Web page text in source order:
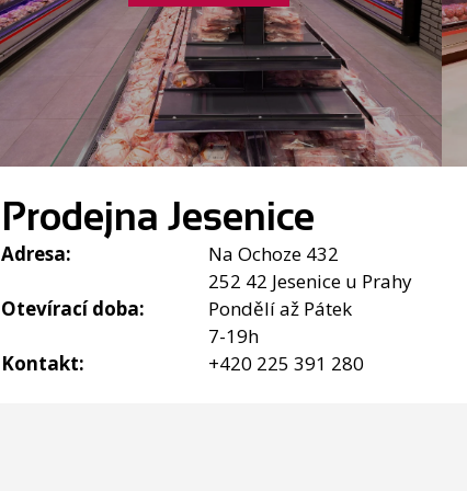
Prodejna Jesenice
Adresa:
Na Ochoze 432
252 42 Jesenice u Prahy
Otevírací doba:
Pondělí až Pátek
7-19h
Kontakt:
+420 225 391 280